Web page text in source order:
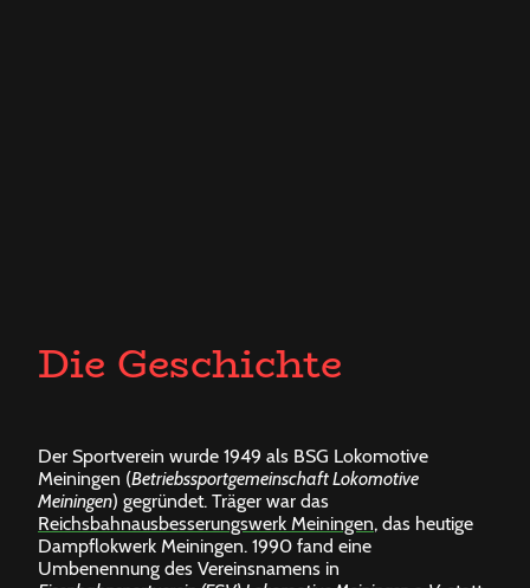
Die Geschichte
Der Sportverein wurde 1949 als BSG Lokomotive
Meiningen (Betriebssportgemeinschaft Lokomotive
Meiningen) gegründet. Träger war das
Reichsbahnausbesserungswerk Meiningen, das heutige
Dampflokwerk Meiningen. 1990 fand eine
Umbenennung des Vereinsnamens in